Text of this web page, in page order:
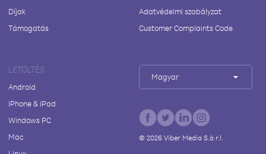
Díjak
Támogatás
Adatvédelmi szabályzat
Customer Complaints Code
LETÖLTÉS
Android
iPhone & iPad
Windows PC
Mac
Magyar
© 2026Viber Media S.à r.l.